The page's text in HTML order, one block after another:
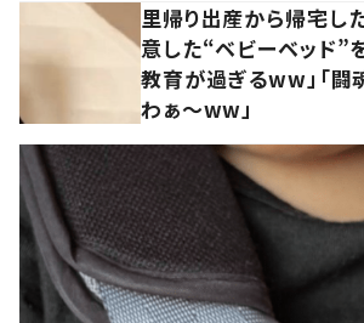
里帰り出産から帰宅し
意した“ベビーベッド”
教育が過ぎるww」「闘
わぁ～ww」